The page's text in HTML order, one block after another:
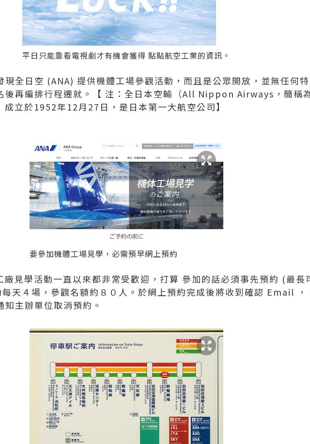
平日只能靠看電視劇才有機會獲得 點點航空工業的資訊。
現全日空 (ANA) 提供機體工場參觀活動，而且是公眾開放，並無任何
後再編排行程遷就。【 注：全日本空輸（All Nippon Airways，簡稱
成立於1952年12月27日，是日本第一大航空公司】
要參加機體工場見學，必需預早網上預約
廠見學活動一直以來都非常受歡迎，打算 參加的話必須事先預約 (最長
天４場，參觀名額約８０人。於網上預約完成後將收到確認 Email ，
主辦單位取消預約。